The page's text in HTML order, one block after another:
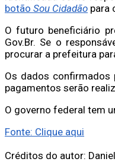
botão Sou Cidadão para
O futuro beneficiário
Gov.Br. Se o
procurar a prefeitura
Os dados confirmados
pagamentos serão
O governo federal tem
Fonte: Clique aqui
Créditos do autor: